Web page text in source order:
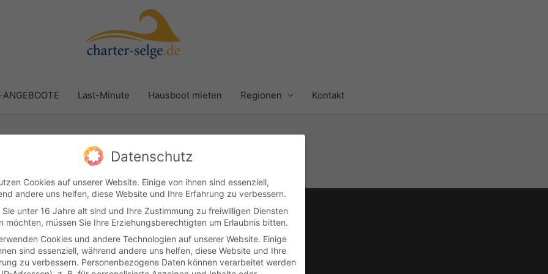
Last-Minute Hausboot mieten Regionen Kontakt
Kundenlogin Kontakt Impressum & Datenschutz AGB
© 2026Boot & Yachtcharter Selge Cookie-Einstellungen
Datenschutz
Cookies auf unserer Website. Einige von ihnen sind essenziell,
andere uns helfen, diese Website und Ihre Erfahrung zu verbessern.
Sie unter 16 Jahre alt sind und Ihre Zustimmung zu freiwilligen Diensten
möchten, müssen Sie Ihre Erziehungsberechtigten um Erlaubnis bitten.
Cookies und andere Technologien auf unserer Website. Einige
sind essenziell, während andere uns helfen, diese Website und Ihre
zu verbessern. Personenbezogene Daten können verarbeitet werden